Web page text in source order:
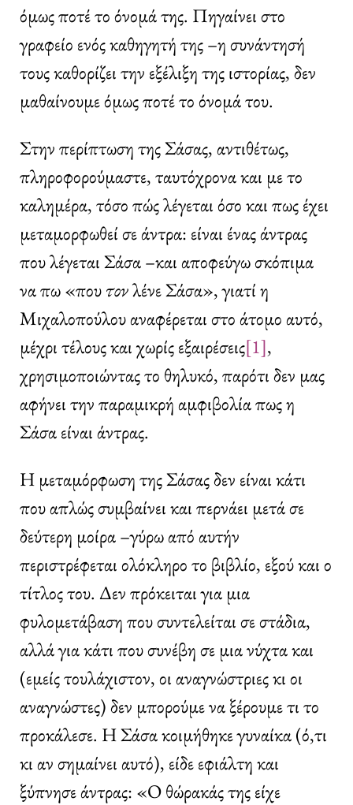
όμως ποτέ το όνομά της. Πηγαίνει στο
γραφείο ενός καθηγητή της –η συνάντησή
τους καθορίζει την εξέλιξη της ιστορίας, δεν
μαθαίνουμε όμως ποτέ το όνομά του.
Στην περίπτωση της Σάσας, αντιθέτως,
πληροφορούμαστε, ταυτόχρονα και με το
καλημέρα, τόσο πώς λέγεται όσο και πως έχει
μεταμορφωθεί σε άντρα: είναι ένας άντρας
που λέγεται Σάσα –και αποφεύγω σκόπιμα
να πω «πουτονλένε Σάσα», γιατί η
Μιχαλοπούλου αναφέρεται στο άτομο αυτό,
μέχρι τέλους και χωρίς εξαιρέσεις[1],
χρησιμοποιώντας το θηλυκό, παρότι δεν μας
αφήνει την παραμικρή αμφιβολία πως η
Σάσα είναι άντρας.
Η μεταμόρφωση της Σάσας δεν είναι κάτι
που απλώς συμβαίνει και περνάει μετά σε
δεύτερη μοίρα –γύρω από αυτήν
περιστρέφεται ολόκληρο το βιβλίο, εξού και ο
τίτλος του. Δεν πρόκειται για μια
φυλομετάβαση που συντελείται σε στάδια,
αλλά για κάτι που συνέβη σε μια νύχτα και
(εμείς τουλάχιστον, οι αναγνώστριες κι οι
αναγνώστες) δεν μπορούμε να ξέρουμε τι το
προκάλεσε. Η Σάσα κοιμήθηκε γυναίκα (ό,τι
κι αν σημαίνει αυτό), είδε εφιάλτη και
ξύπνησε άντρας: «Ο θώρακάς της είχε